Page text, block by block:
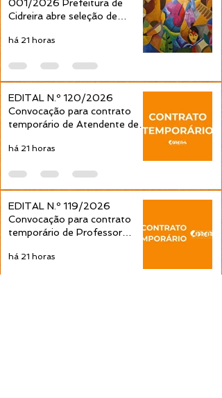
001/2026 Prefeitura de
Cidreira abre seleção de
projetos culturais pela Política
Nacional Aldir Blanc
há 21 horas
EDITAL N.º 120/2026
Convocação para contrato
temporário de Atendente de
pela Prefeitura de Cidreira
há 21 horas
EDITAL N.º 119/2026
Convocação para contrato
temporário de Professor
Séries é publicada pela
há 21 horas